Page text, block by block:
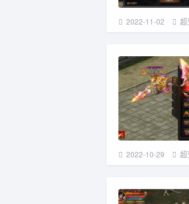
2022-11-02 超
2022-10-29 超